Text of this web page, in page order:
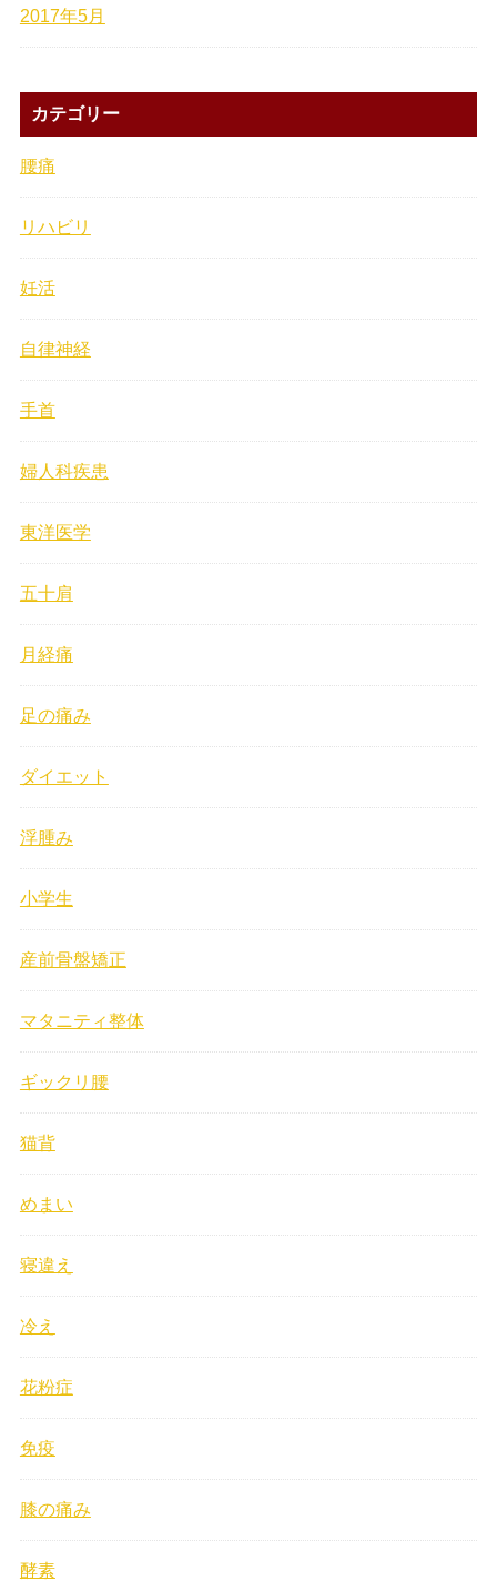
2017年5月
カテゴリー
腰痛
リハビリ
妊活
自律神経
手首
婦人科疾患
東洋医学
五十肩
月経痛
足の痛み
ダイエット
浮腫み
小学生
産前骨盤矯正
マタニティ整体
ギックリ腰
猫背
めまい
寝違え
冷え
花粉症
免疫
膝の痛み
酵素